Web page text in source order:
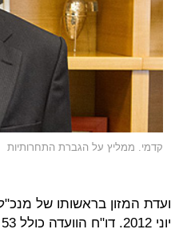
קדמי. ממליץ על הגברת התחרותיות
ועדת המזון בראשותו של